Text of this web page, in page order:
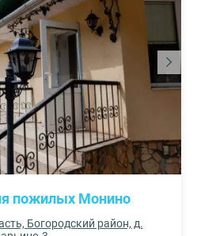
пожилых Монино
Богородский район, д.